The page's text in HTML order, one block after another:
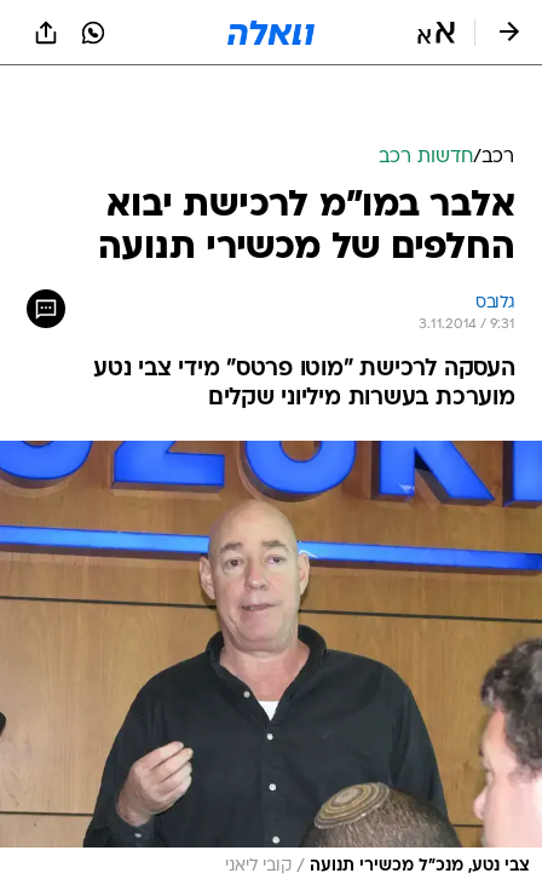
רכב/חדשות רכב
אלבר במו"מ לרכישת יבוא
החלפים של מכשירי תנועה
גלובס
3.11.2014 / 9:31
העסקה לרכישת "מוטו פרטס" מידי צבי נטע
מוערכת בעשרות מיליוני שקלים
צבי נטע, מנכ"ל מכשירי תנועה / קובי ליאני